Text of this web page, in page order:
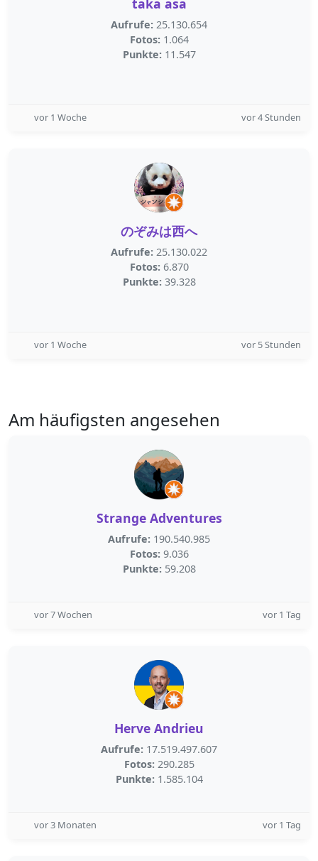
taka asa
Aufrufe: 25.130.654
Fotos: 1.064
Punkte: 11.547
vor 1 Woche vor 4 Stunden
のぞみは西へ
Aufrufe: 25.130.022
Fotos: 6.870
Punkte: 39.328
vor 1 Woche vor 5 Stunden
Am häufigsten angesehen
Strange Adventures
Aufrufe: 190.540.985
Fotos: 9.036
Punkte: 59.208
vor 7 Wochen vor 1 Tag
Herve Andrieu
Aufrufe: 17.519.497.607
Fotos: 290.285
Punkte: 1.585.104
vor 3 Monaten vor 1 Tag